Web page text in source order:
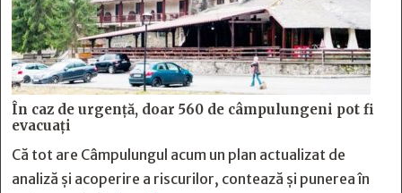
În caz de urgență, doar 560 de câmpulungeni pot fi
evacuați
Că tot are Câmpulungul acum un plan actualizat de
analiză și acoperire a riscurilor, contează și punerea în